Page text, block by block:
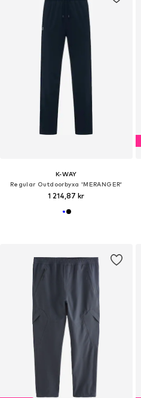
K-WAY
Regular Outdoorbyxa 'MERANGER'
1 214,87 kr